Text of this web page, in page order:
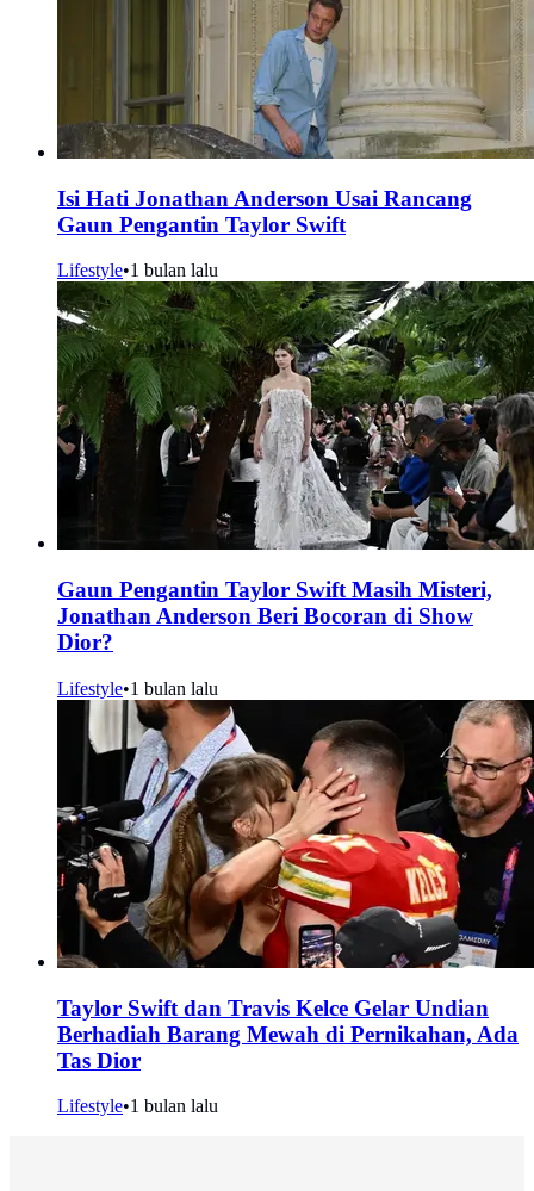
Isi Hati Jonathan Anderson Usai Rancang
Gaun Pengantin Taylor Swift
Lifestyle•1 bulan lalu
Gaun Pengantin Taylor Swift Masih Misteri,
Jonathan Anderson Beri Bocoran di Show
Dior?
Lifestyle•1 bulan lalu
Taylor Swift dan Travis Kelce Gelar Undian
Berhadiah Barang Mewah di Pernikahan, Ada
Tas Dior
Lifestyle•1 bulan lalu